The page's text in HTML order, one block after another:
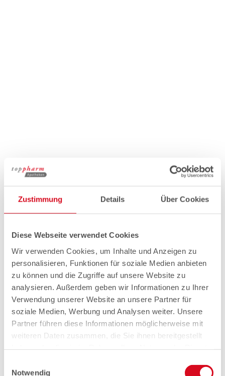
Zustimmung Details Über Cookies
Diese Webseite verwendet Cookies
Wir verwenden Cookies, um Inhalte und Anzeigen zu
personalisieren, Funktionen für soziale Medien anbieten
zu können und die Zugriffe auf unsere Website zu
analysieren. Außerdem geben wir Informationen zu Ihrer
Verwendung unserer Website an unsere Partner für
soziale Medien, Werbung und Analysen weiter. Unsere
Partner führen diese Informationen möglicherweise mit
weiteren Daten zusammen, die Sie ihnen bereitgestellt
Notwendig